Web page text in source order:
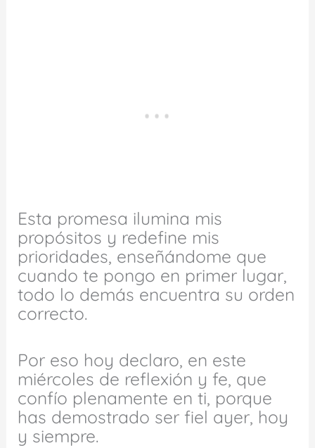
Esta promesa ilumina mis
propósitos y redefine mis
prioridades, enseñándome que
cuando te pongo en primer lugar,
todo lo demás encuentra su orden
correcto.
Por eso hoy declaro, en este
miércoles de reflexión y fe, que
confío plenamente en ti, porque
has demostrado ser fiel ayer, hoy
y siempre.